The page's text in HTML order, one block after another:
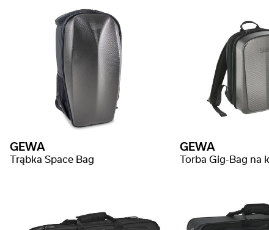
GEWA
Trąbka Space Bag
GEWA